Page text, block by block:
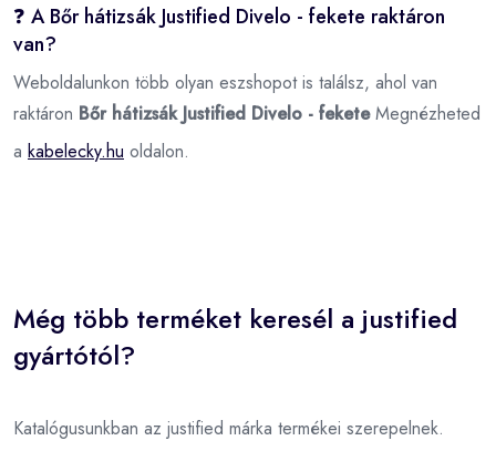
❓ A Bőr hátizsák Justified Divelo - fekete raktáron
van?
Weboldalunkon több olyan eszshopot is találsz, ahol van
raktáron Bőr hátizsák Justified Divelo - feketeMegnézheted
a kabelecky.hu oldalon.
Még több terméket keresél a justified
gyártótól?
Katalógusunkban az justified márka termékei szerepelnek.